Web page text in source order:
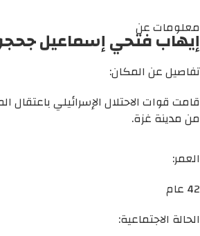
معلومات عن
إيهاب فتحي إسماعيل
تفاصيل عن المكان:
قامت قوات الاحتلال الإسرائيلي
من مدينة غزة.
العمر:
42 عام
الحالة الاجتماعية: